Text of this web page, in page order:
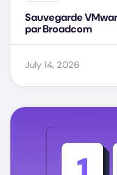
Sauvegarde
par Broadcom
July 14, 2026